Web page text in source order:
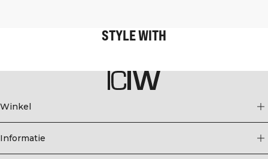
STYLE WITH
Winkel
Informatie